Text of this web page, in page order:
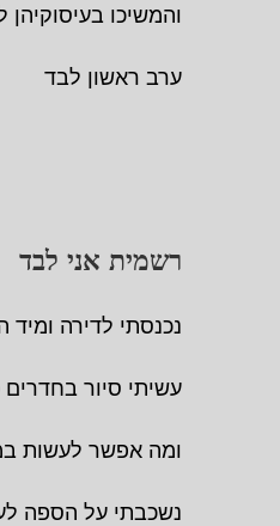
והמשיכו בעיסוקיהן
ערב ראשון לבד
רשמית אני לבד
נכנסתי לדירה
עשיתי סיור
ומה אפשר לעשות
נשכבתי על הספה